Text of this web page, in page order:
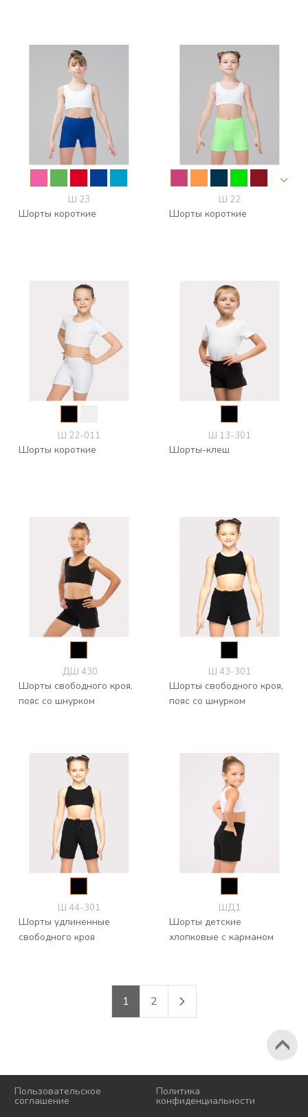
Ш 23
Шорты короткие
Ш 22
Шорты короткие
Ш 22-011
Шорты короткие
Ш 13-301
Шорты-клеш
.ДШ 430
Шорты свободного кроя,
пояс со шнурком
Ш 43-301
Шорты свободного кроя,
пояс со шнурком
Ш 44-301
Шорты удлиненные
свободного кроя
ШД1
Шорты детские
хлопковые с карманом
1 2
Пользовательское
соглашение
Политика
конфиденциальности